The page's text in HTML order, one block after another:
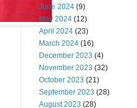
June 2024 (9)
May 2024 (12)
April 2024 (23)
March 2024 (16)
December 2023 (4)
November 2023 (32)
October 2023 (21)
September 2023 (28)
August 2023 (28)